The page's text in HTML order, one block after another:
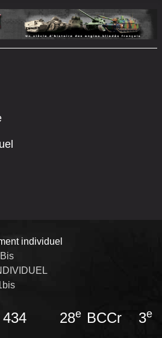
individuel
434 28e BCCr 3e